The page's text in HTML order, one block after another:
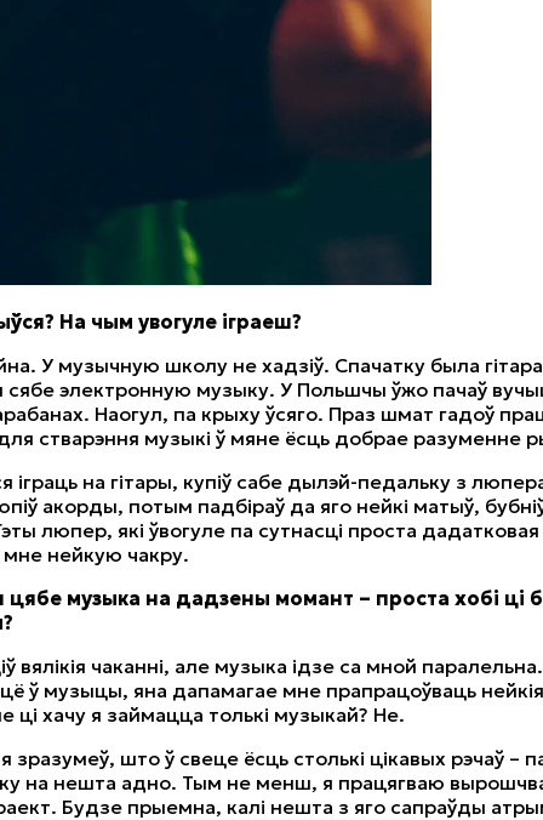
На чым увогуле іграеш?
У музычную школу не хадзіў. Спачатку была
электронную музыку. У Польшчы ўжо пачаў
Наогул, па крыху ўсяго. Праз шмат гадоў
стварэння музыкі ў мяне ёсць добрае разуменне
іграць на гітары, купіў сабе дылэй-педальку з
акорды, потым падбіраў да яго нейкі матыў,
люпер, які ўвогуле па сутнасці проста
нейкую чакру.
музыка на дадзены момант – проста хобі ці
вялікія чаканні, але музыка ідзе са мной
ў музыцы, яна дапамагае мне прапрацоўваць
ці хачу я займацца толькі музыкай? Не.
зразумеў, што ў свеце ёсць столькі цікавых рэчаў –
на нешта адно. Тым не менш, я працягваю
Будзе прыемна, калі нешта з яго сапраўды